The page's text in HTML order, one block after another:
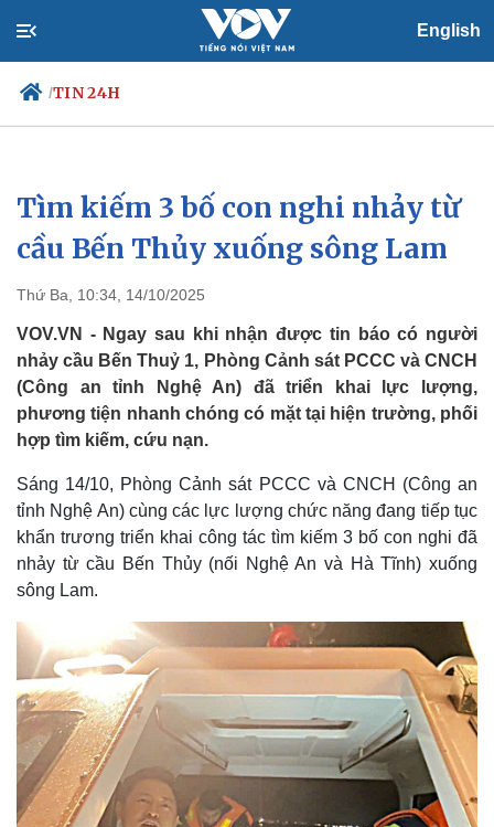
English
/TIN 24H
Chính trị
Đảng
Tổ chức nhân sự
Nhận diện sự thật
Xã hội
Dự báo thời tiết
Việc làm
Biển đảo
Tìm kiếm 3 bố con nghi nhảy từ
cầu Bến Thủy xuống sông Lam
Thứ Ba, 10:34, 14/10/2025
VOV.VN - Ngay sau khi nhận được tin báo có người
nhảy cầu Bến Thuỷ 1, Phòng Cảnh sát PCCC và CNCH
(Công an tỉnh Nghệ An) đã triển khai lực lượng,
phương tiện nhanh chóng có mặt tại hiện trường, phối
hợp tìm kiếm, cứu nạn.
Sáng 14/10, Phòng Cảnh sát PCCC và CNCH (Công an
tỉnh Nghệ An) cùng các lực lượng chức năng đang tiếp tục
khẩn trương triển khai công tác tìm kiếm 3 bố con nghi đã
nhảy từ cầu Bến Thủy (nối Nghệ An và Hà Tĩnh) xuống
sông Lam.